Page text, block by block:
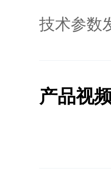
技术参数
产品视